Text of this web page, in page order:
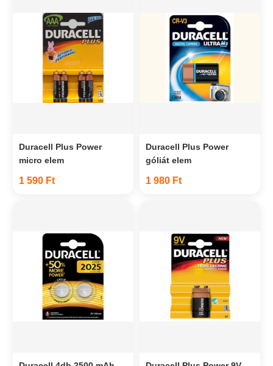
Duracell Plus Power
micro elem
1 590 Ft
Duracell Plus Power
góliát elem
1 980 Ft